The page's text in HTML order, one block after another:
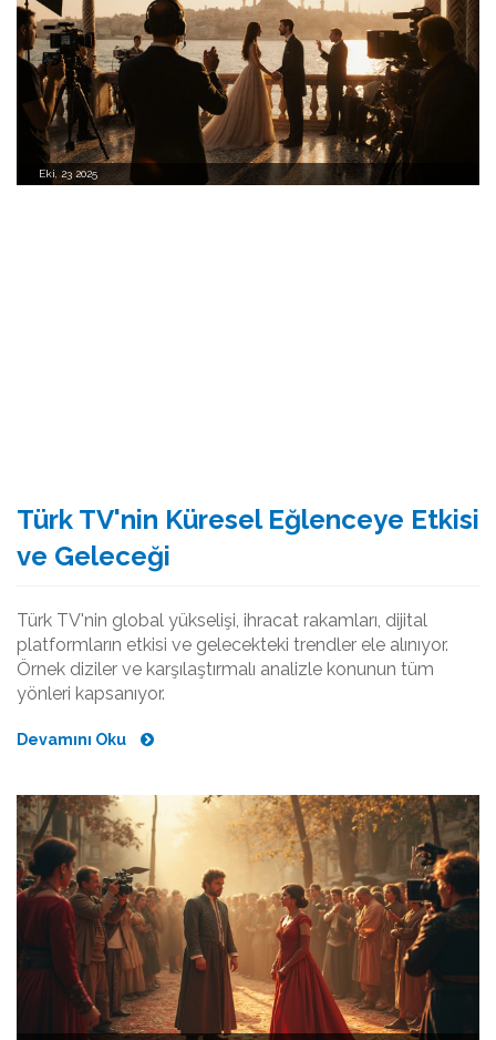
Eki, 23 2025
Türk TV'nin Küresel Eğlenceye Etkisi
ve Geleceği
Türk TV'nin global yükselişi, ihracat rakamları, dijital
platformların etkisi ve gelecekteki trendler ele alınıyor.
Örnek diziler ve karşılaştırmalı analizle konunun tüm
yönleri kapsanıyor.
Devamını Oku